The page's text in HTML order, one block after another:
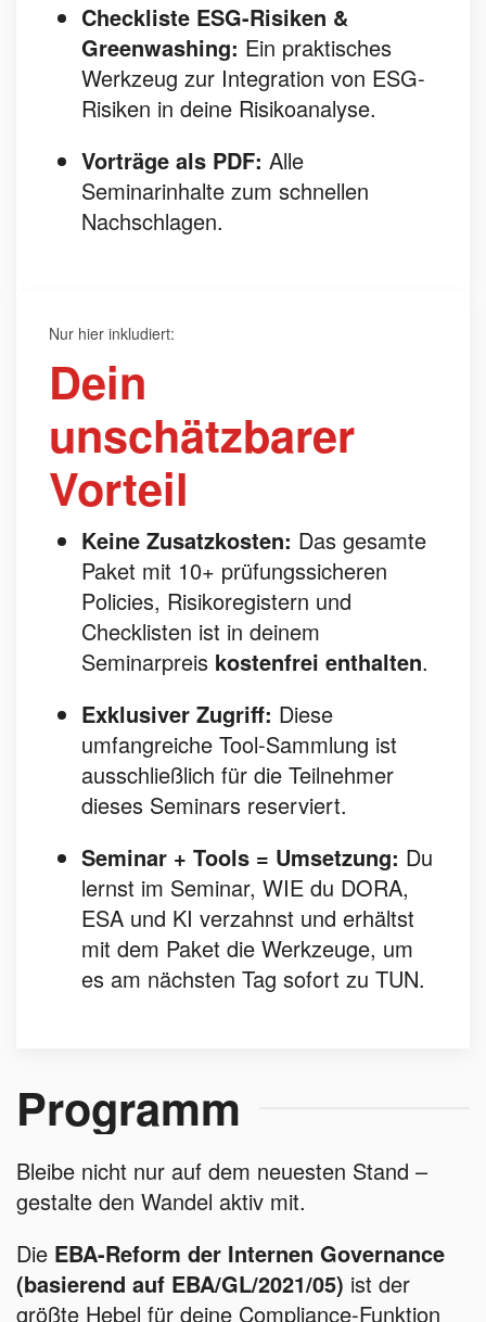
Checkliste ESG-Risiken &
Greenwashing: Ein praktisches
Werkzeug zur Integration von ESG-
Risiken in deine Risikoanalyse.
Vorträge als PDF: Alle
Seminarinhalte zum schnellen
Nachschlagen.
Nur hier inkludiert:
Dein
unschätzbarer
Vorteil
Keine Zusatzkosten: Das gesamte
Paket mit 10+ prüfungssicheren
Policies, Risikoregistern und
Checklisten ist in deinem
Seminarpreis kostenfrei enthalten.
Exklusiver Zugriff: Diese
umfangreiche Tool-Sammlung ist
ausschließlich für die Teilnehmer
dieses Seminars reserviert.
Seminar + Tools = Umsetzung: Du
lernst im Seminar, WIE du DORA,
ESA und KI verzahnst und erhältst
mit dem Paket die Werkzeuge, um
es am nächsten Tag sofort zu TUN.
Programm
Bleibe nicht nur auf dem neuesten Stand –
gestalte den Wandel aktiv mit.
Die EBA-Reform der Internen Governance
(basierend auf EBA/GL/2021/05) ist der
größte Hebel für deine Compliance-Funktion